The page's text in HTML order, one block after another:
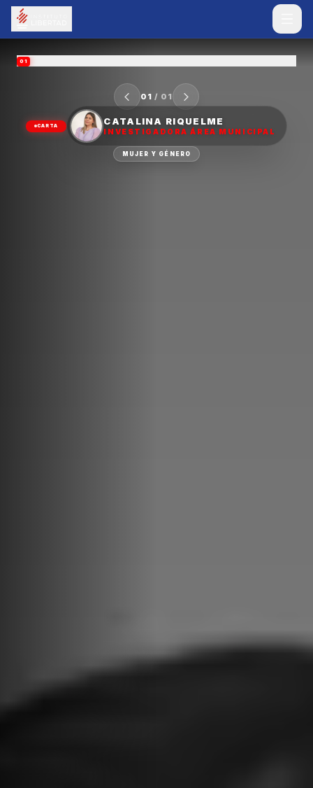
01
01 / 01
CARTA CATALINA RIQUELME
INVESTIGADORA ÁREA MUNICIPAL
MUJER Y GÉNERO